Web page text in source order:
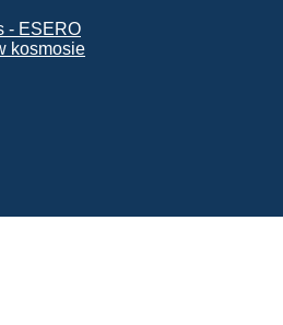
kosmosie